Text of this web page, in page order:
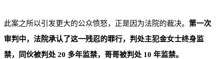
此案之所以引发更大的公众愤怒，正是因为法院的裁决。 第一次
审判中，法院承认了这一残忍的罪行，判处主犯金女士终身监
禁，同伙被判处 20 多年监禁，哥哥被判处 10 年监禁。